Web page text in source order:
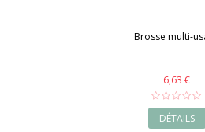
Brosse multi-
6,63 €
DÉTAILS